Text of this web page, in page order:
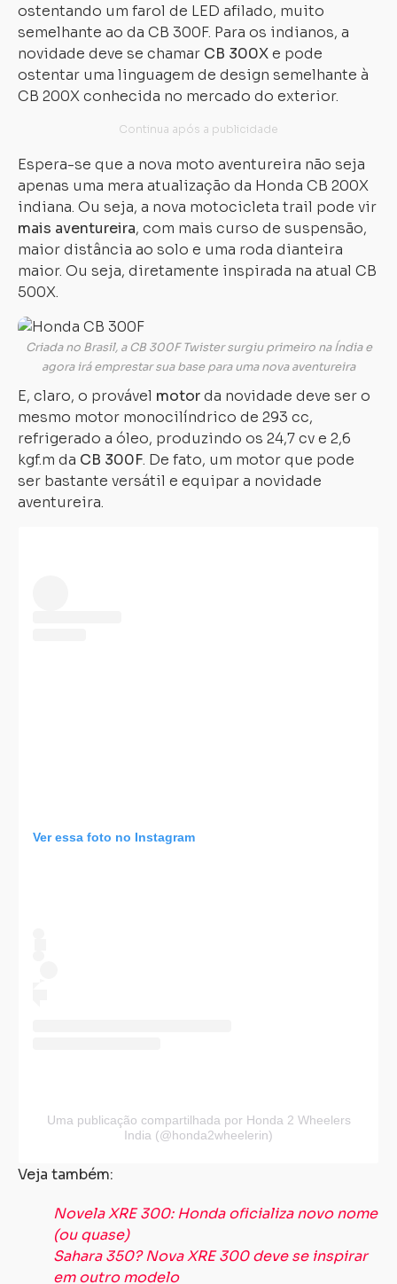
ostentando um farol de LED afilado, muito
semelhante ao da CB 300F. Para os indianos, a
novidade deve se chamar CB 300Xe pode
ostentar uma linguagem de design semelhante à
CB 200X conhecida no mercado do exterior.
Espera-se que a nova moto aventureira não seja
apenas uma mera atualização da Honda CB 200X
indiana. Ou seja, a nova motocicleta trail pode vir
mais aventureira, com mais curso de suspensão,
maior distância ao solo e uma roda dianteira
maior. Ou seja, diretamente inspirada na atual CB
500X.
Criada no Brasil, a CB 300F Twister surgiu primeiro na Índia e
agora irá emprestar sua base para uma nova aventureira
E, claro, o provável motorda novidade deve ser o
mesmo motor monocilíndrico de 293 cc,
refrigerado a óleo, produzindo os 24,7 cv e 2,6
kgf.m da CB 300F. De fato, um motor que pode
ser bastante versátil e equipar a novidade
aventureira.
Ver essa foto no Instagram
Uma publicação compartilhada por Honda 2 Wheelers
India (@honda2wheelerin)
Veja também:
Novela XRE 300: Honda oficializa novo nome
(ou quase)
Sahara 350? Nova XRE 300 deve se inspirar
em outro modelo